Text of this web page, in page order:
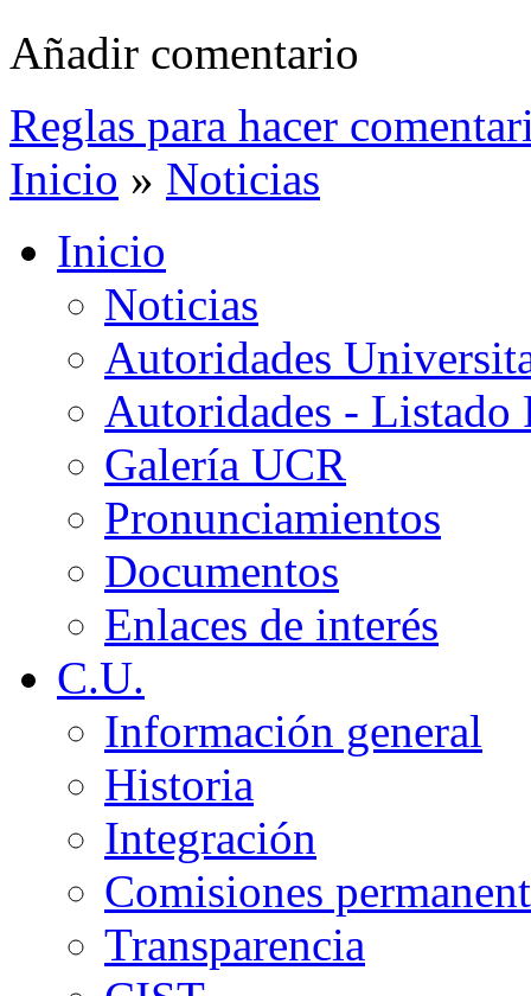
Añadir comentario
Reglas para hacer
Inicio » Noticias
Inicio
Noticias
Autoridades
Autoridades - Listado
Galería UCR
Pronunciamientos
Documentos
Enlaces de interés
C.U.
Información general
Historia
Integración
Comisiones
Transparencia